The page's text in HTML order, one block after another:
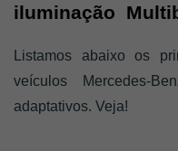
iluminação
Listamos abaixo os
veículos Mercedes-
adaptativos. Veja!